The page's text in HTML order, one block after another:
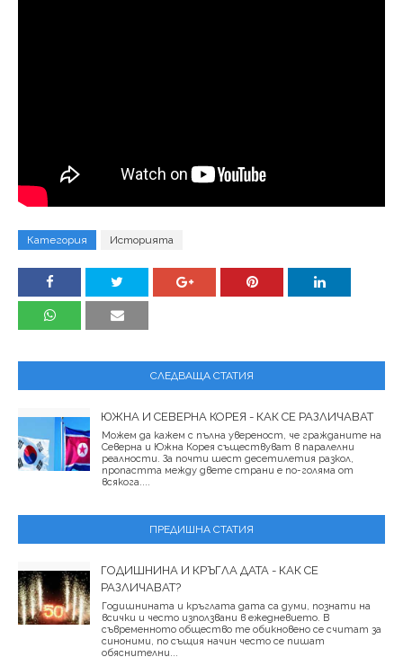
Категория Историята
СЛЕДВАЩА СТАТИЯ
ЮЖНА И СЕВЕРНА КОРЕЯ - КАК СЕ РАЗЛИЧАВАТ
Можем да кажем с пълна увереност, че гражданите на
Северна и Южна Корея съществуват в паралелни
реалности. За почти шест десетилетия разкол,
пропастта между двете страни е по-голяма от
всякога....
ПРЕДИШНА СТАТИЯ
ГОДИШНИНА И КРЪГЛА ДАТА - КАК СЕ
РАЗЛИЧАВАТ?
Годишнината и кръглата дата са думи, познати на
всички и често използвани в ежедневието. В
съвременното общество те обикновено се считат за
синоними, по същия начин често се пишат
обяснителни...